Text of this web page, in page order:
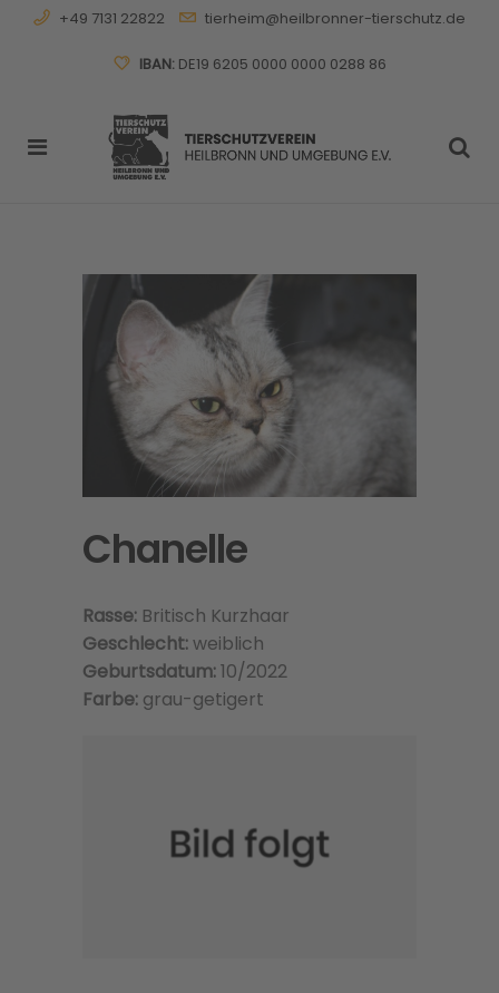
+49 7131 22822 tierheim@heilbronner-tierschutz.de
IBAN:DE19 6205 0000 0000 0288 86
Chanelle
Rasse: Britisch Kurzhaar
Geschlecht:weiblich
Geburtsdatum:10/2022
Farbe: grau-getigert